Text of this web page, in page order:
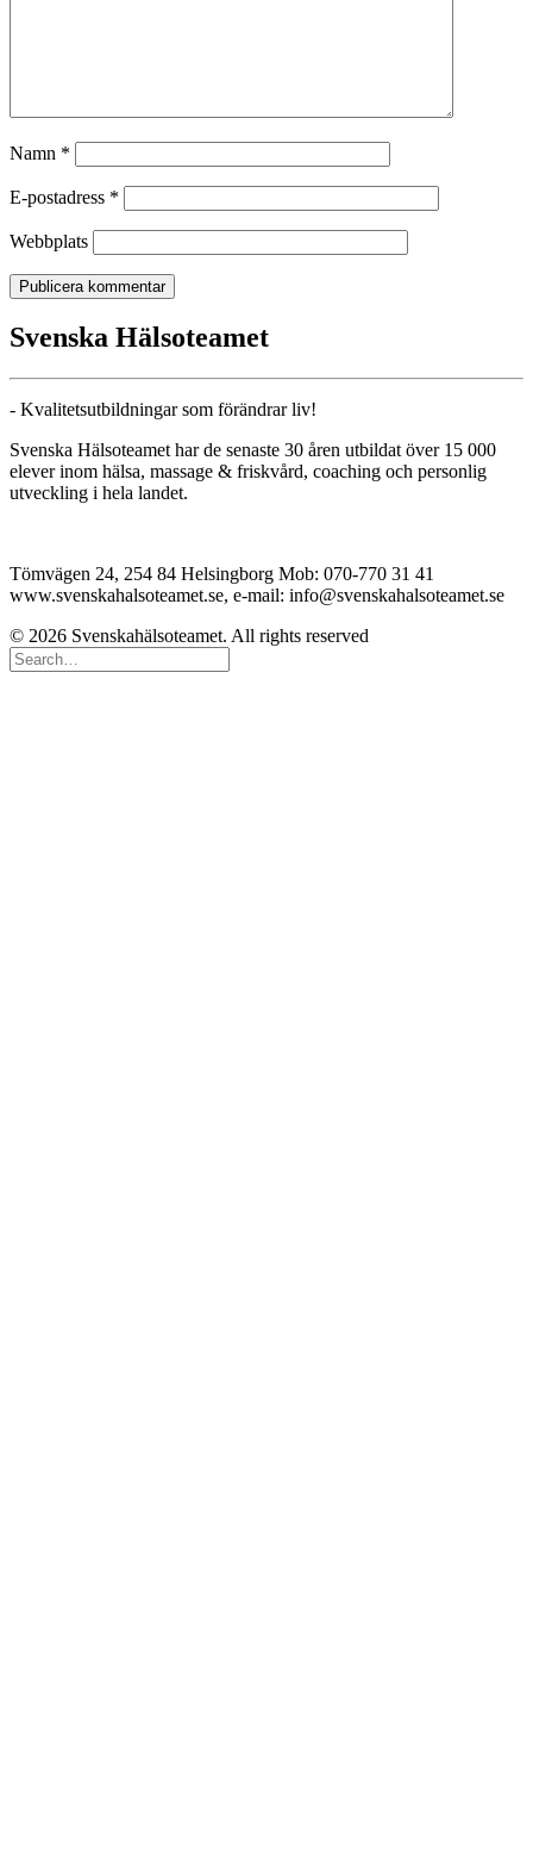
Namn *
E-postadress *
Webbplats
Svenska Hälsoteamet
- Kvalitetsutbildningar som förändrar liv!
Svenska Hälsoteamet har de senaste 30 åren utbildat över 15 000
elever inom hälsa, massage & friskvård, coaching och personlig
utveckling i hela landet.
Tömvägen 24, 254 84 Helsingborg Mob: 070-770 31 41
www.svenskahalsoteamet.se, e-mail: info@svenskahalsoteamet.se
© 2026 Svenskahälsoteamet. All rights reserved